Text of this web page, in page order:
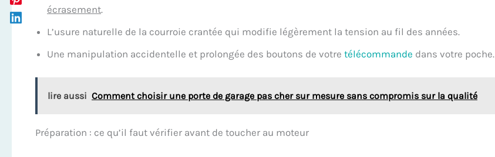
écrasement.
L’usure naturelle de la courroie crantée qui modifie légèrement la tension au fil des années.
Une manipulation accidentelle et prolongée des boutons de votre télécommande dans votre poche.
lire aussi Comment choisir une porte de garage pas cher sur mesure sans compromis sur la qualité
Préparation : ce qu’il faut vérifier avant de toucher au moteur